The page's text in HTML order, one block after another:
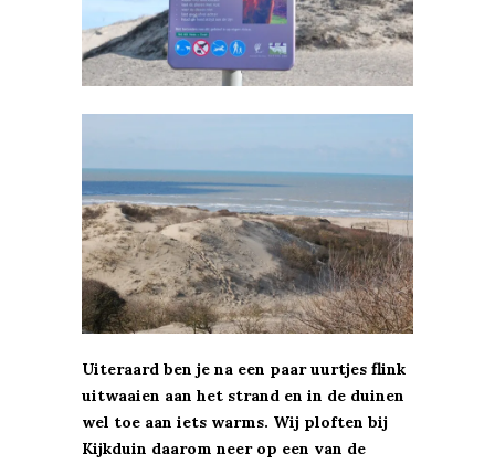
Uiteraard ben je na een paar uurtjes flink
uitwaaien aan het strand en in de duinen
wel toe aan iets warms. Wij ploften bij
Kijkduin daarom neer op een van de